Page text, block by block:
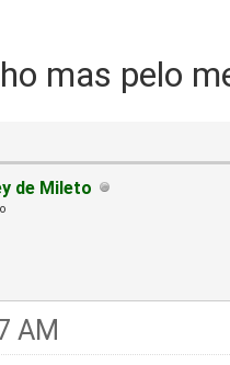
mas pelo
de Mileto
AM